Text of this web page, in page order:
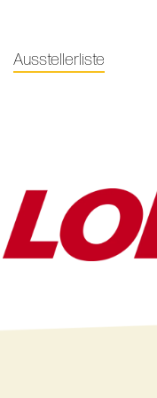
Ausstellerliste